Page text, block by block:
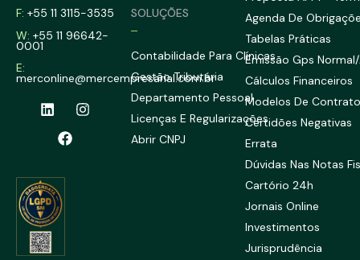
F: +55 11 3115-3535
W: +55 11 96642-
0001
E:
merconline@mercempresarial.com.br
SOLUÇÕES
Contabilidade Para Clínicas
Gestão Tributária
Departamento Pessoal
Licenças E Regularizações
Abrir CNPJ
Agenda De
Tabelas Práticas
Emissão Gps
Cálculos Financeiros
Modelos De
Certidões Negativas
Errata
Dúvidas Nas Notas
Cartório 24h
Jornais Online
Investimentos
Jurisprudência